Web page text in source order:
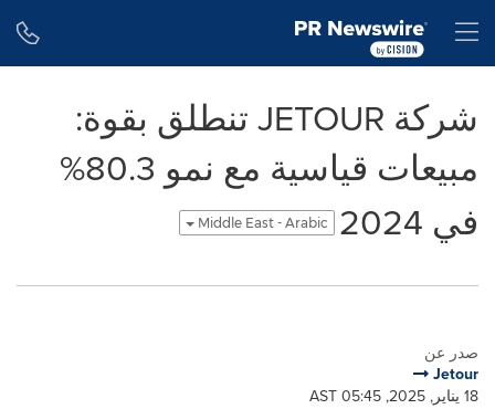
شركة JETOUR تنطلق بقوة:
مبيعات قياسية مع نمو 80.3%
في 2024
Middle East - Arabic
صدر عن
Jetour
18 يناير, 2025, 05:45 AST